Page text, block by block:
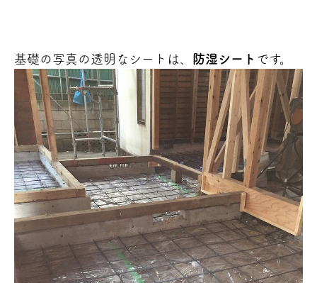
基礎の写真の透明なシートは、 防湿シート です。